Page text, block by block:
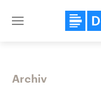
Close
Archiv